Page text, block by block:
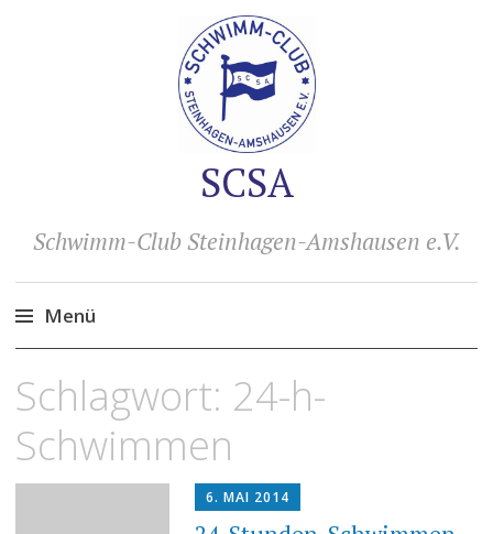
SCSA
Schwimm-Club Steinhagen-Amshausen e.V.
Menü
Inhalt
Schlagwort: 24-h-
Schwimmen
6. MAI 2014